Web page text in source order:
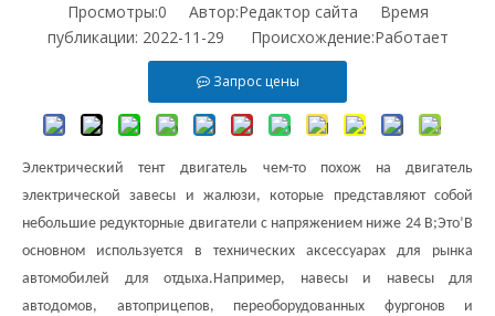
Просмотры:0 Автор:Pедактор сайта Время
публикации: 2022-11-29 Происхождение:Работает
Запрос цены
Электрическийтент
двигатель чем-то похож на двигатель
электрической завесы и жалюзи, которые представляют собой
небольшие редукторные двигатели с напряжением ниже 24 В;Это’В
основном используется в технических аксессуарах для рынка
автомобилей для отдыха.Например, навесы и навесы для
автодомов, автоприцепов, переоборудованных фургонов и